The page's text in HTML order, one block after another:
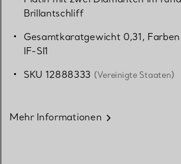
Brillantschliff
Gesamtkaratgewicht 0,31,
IF-SI1
SKU 12888333 (Vereinigte Staaten)
Mehr Informationen